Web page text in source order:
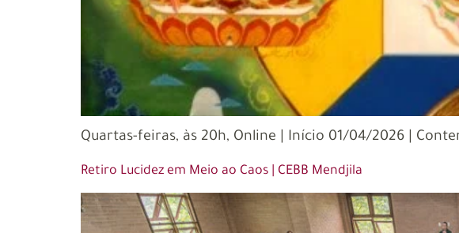
Quartas-feiras, às 20h, Online | Início 01/04/2026 |
Retiro Lucidez em Meio ao Caos | CEBB Mendjila